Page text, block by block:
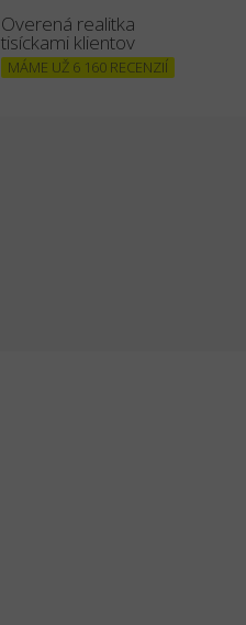
Overená realitka
tisíckami klientov
MÁME UŽ 6 160 RECENZIÍ